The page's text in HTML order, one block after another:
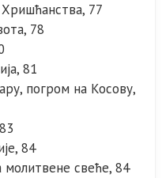
77
78
81
погром на Косову,
84
свеће, 84